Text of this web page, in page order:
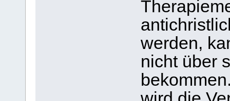
werden,
nicht über